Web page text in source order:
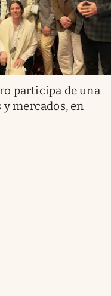
participa de una
mercados, en